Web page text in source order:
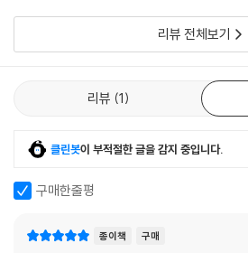
3. 성인 후기(노년기)
제4부 인간과 환경
1. 개요
3. 사회복지실천에의 적용: 사례분석
리뷰 전체보기
리뷰 1
클린봇이 부적절한 글을 감지 중입니다.
구매한줄평
종이책 구매